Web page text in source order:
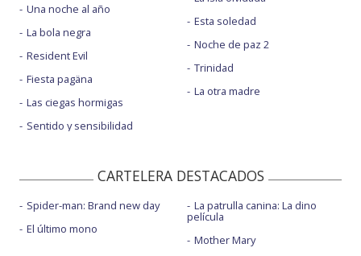
Una noche al año
La bola negra
Resident Evil
Fiesta pagäna
Las ciegas hormigas
Sentido y sensibilidad
Esta soledad
Noche de paz 2
Trinidad
La otra madre
CARTELERA DESTACADOS
Spider-man: Brand new day
El último mono
La patrulla canina: La dino
película
Mother Mary